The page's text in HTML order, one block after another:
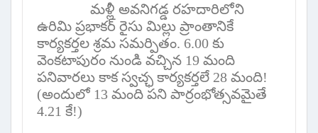
మళ్లీ అవనిగడ్డ రహదారిలోని
ఉరిమి ప్రభాకర్ రైసు మిల్లు ప్రాంతానికే
కార్యకర్తల శ్రమ సమర్పితం. 6.00 కు
వెంకటాపురం నుండి వచ్చిన 19 మంది
పనివారలు కాక స్వచ్ఛ కార్యకర్తలే 28 మంది!
(అందులో 13 మంది పని పార్రంభోత్సవమైతే
4.21 కే!)